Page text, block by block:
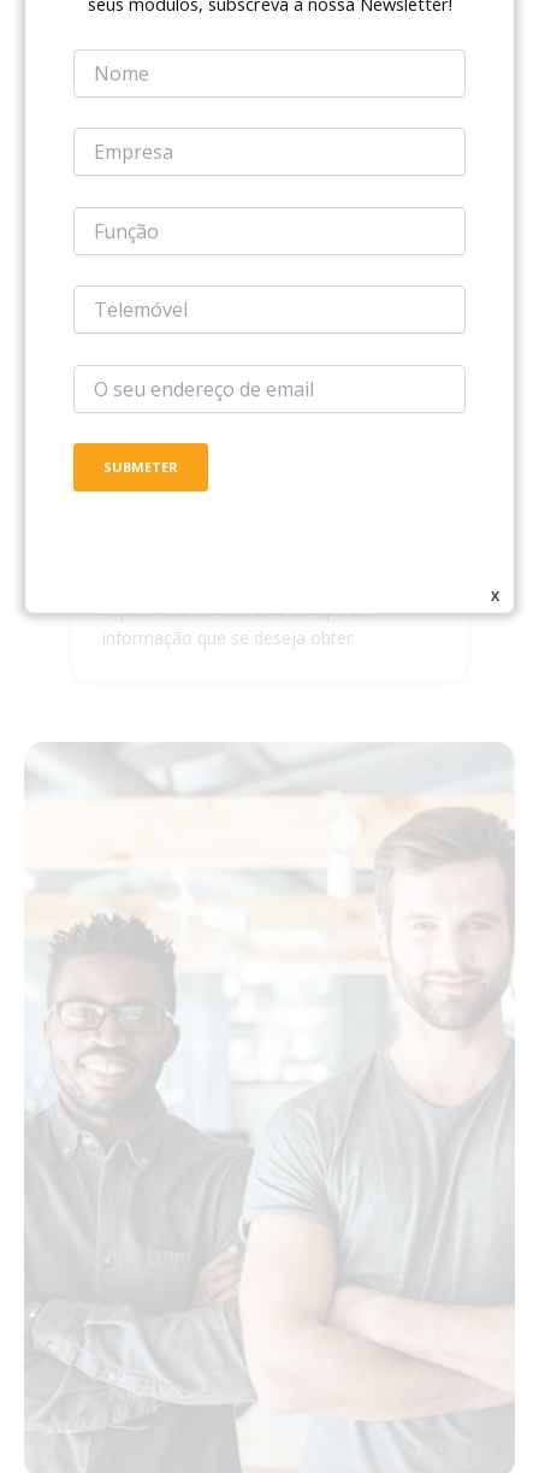
anonimização das respostas fornecidas
confidencialidade e encorajando a
honestidade nas respostas
EXTRAÇÃO DE RELATÓRIOS CRUZADOS
Produz relatórios cruzados que permitem
analisar as respostas em função de
diferentes dados demográficos,
oferecendo insights valiosos sobre as
variáveis que afetam a satisfação e o
engagement
CONFIGURAÇÃO DE VÁRIAS ESCALAS
específicas do estudo e ao tipo de
informação que se deseja obter
X